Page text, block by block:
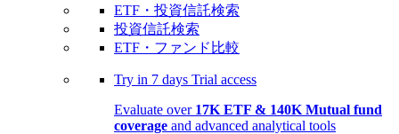
ETF・投資信託検索
投資信託検索
ETF・ファンド比較
Try in 7 days Trial access
Evaluate over 17K ETF & 140K Mutual fund
coverage and advanced analytical tools